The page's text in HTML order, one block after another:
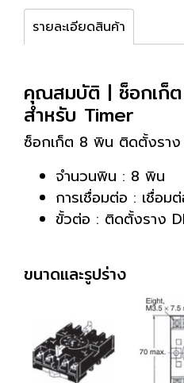
รายละเอียดสินค้า
คุณสมบัติ | ซ็อกเก็
สำหรับ Timer
ซ็อกเก็ต 8 พิน ติดตั้งราง
จำนวนพิน : 8 พิน
การเชื่อมต่อ : เชื่อม
ขั้วต่อ : ติดตั้งราง
ขนาดและรูปร่าง